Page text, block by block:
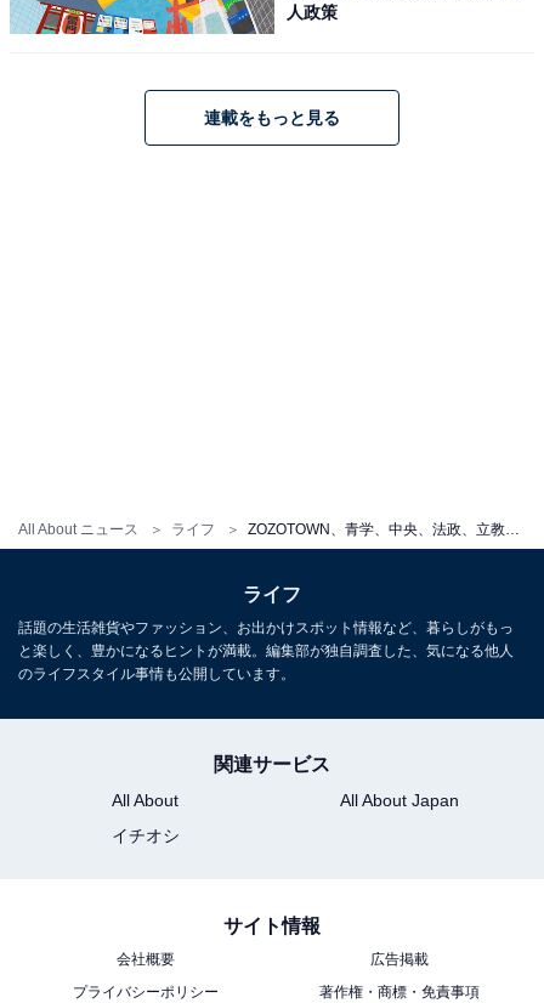
All About ニュース ライフ
王道のカレッジロゴデザインと大学のエンブレムをプリ
「ボアソナード博士」をイラストにしたスウェットが登
を予定しています。トレンドアイテムとしても人気のカ
【おすすめ記事】
ファミマ「コンビニエンスウェア」に防寒アイテムや新
色が続々登場！ ハロウィンカラーのラインソックスも
人政策
連載をもっと見る
ライフ
話題の生活雑貨やファッション、お出かけスポット情報など、暮らしがもっ
と楽しく、豊かになるヒントが満載。編集部が独自調査した、気になる他人
のライフスタイル事情も公開しています。
関連サービス
All About
All About Japan
イチオシ
サイト情報
会社概要
広告掲載
プライバシーポリシー
著作権・商標・免責事項